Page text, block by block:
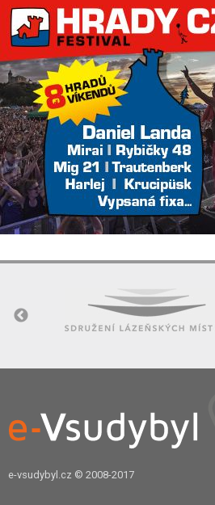
e-vsudybyl.cz © 2008-2017